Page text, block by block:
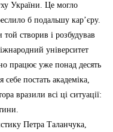
України. Це могло
б подальшу кар’єру.
створив і розбудував
університет
працює уже понад десять
себе постать академіка,
вразили всі ці ситуації:
Петра Таланчука,